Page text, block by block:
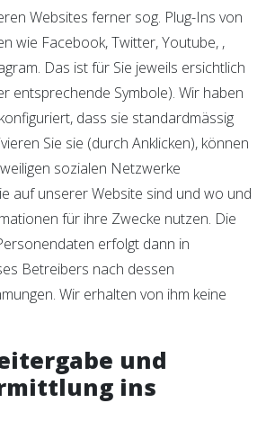
Websites ferner sog. Plug-Ins von
wie Facebook, Twitter, Youtube, ,
Das ist für Sie jeweils ersichtlich
entsprechende Symbole). Wir haben
dass sie standardmässig
Sie sie (durch Anklicken), können
sozialen Netzwerke
auf unserer Website sind und wo und
für ihre Zwecke nutzen. Die
erfolgt dann in
Betreibers nach dessen
Wir erhalten von ihm keine
und
ins